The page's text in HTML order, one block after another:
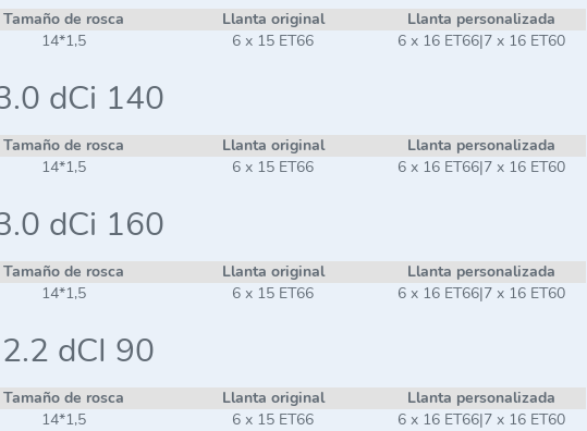
Tamaño de rosca Llanta original
Llanta personalizada
14*1,5 6 x 15 ET66 6 x 16 ET66|7 x 16 ET60
dCi 140
Tamaño de rosca Llanta original
Llanta personalizada
14*1,5 6 x 15 ET66 6 x 16 ET66|7 x 16 ET60
dCi 160
Tamaño de rosca Llanta original
Llanta personalizada
14*1,5 6 x 15 ET66 6 x 16 ET66|7 x 16 ET60
dCI 90
Tamaño de rosca Llanta original
Llanta personalizada
14*1,5 6 x 15 ET66 6 x 16 ET66|7 x 16 ET60